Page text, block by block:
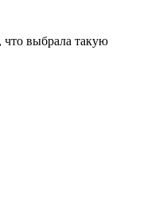
что выбрала такую